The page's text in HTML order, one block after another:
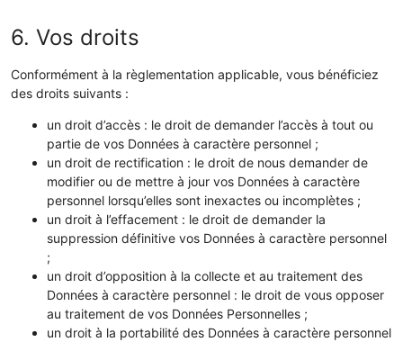
6. Vos droits
Conformément à la règlementation applicable, vous bénéficiez
des droits suivants :
un droit d’accès : le droit de demander l’accès à tout ou
partie de vos Données à caractère personnel ;
un droit de rectification : le droit de nous demander de
modifier ou de mettre à jour vos Données à caractère
personnel lorsqu’elles sont inexactes ou incomplètes ;
un droit à l’effacement : le droit de demander la
suppression définitive vos Données à caractère personnel
;
un droit d’opposition à la collecte et au traitement des
Données à caractère personnel : le droit de vous opposer
au traitement de vos Données Personnelles ;
un droit à la portabilité des Données à caractère personnel